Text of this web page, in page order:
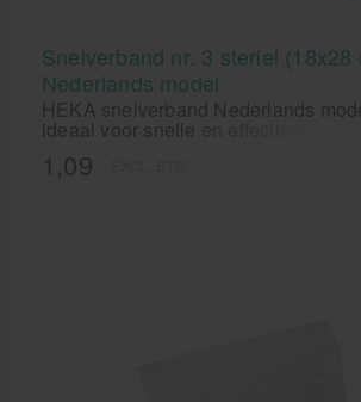
Snelverband nr. 3 steriel (18x28
Nederlands model
HEKA snelverband Nederlands
ideaal voor snelle en effectieve
Nederlands model is met name
EHBO-gebruik en onmisbaar in de
1,09